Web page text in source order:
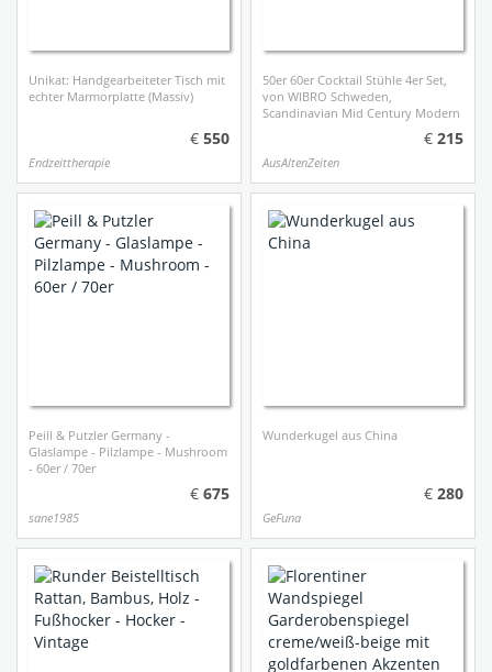
Unikat: Handgearbeiteter Tisch mit
echter Marmorplatte (Massiv)
550
Endzeittherapie
50er 60er Cocktail Stühle 4er Set,
von WIBRO Schweden,
Scandinavian Mid Century Modern
215
AusAltenZeiten
Peill & Putzler Germany -
Glaslampe - Pilzlampe - Mushroom
- 60er / 70er
675
sane1985
Wunderkugel aus China
280
GeFuna